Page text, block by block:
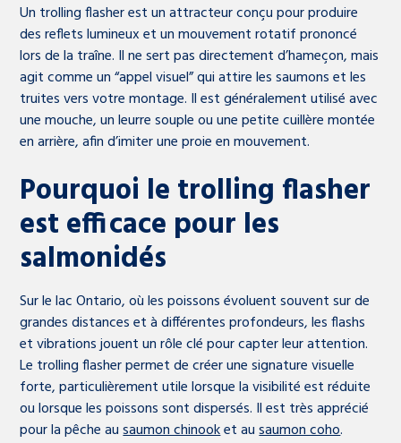
Un trolling flasher est un attracteur conçu pour produire
des reflets lumineux et un mouvement rotatif prononcé
lors de la traîne. Il ne sert pas directement d’hameçon, mais
agit comme un “appel visuel” qui attire les saumons et les
truites vers votre montage. Il est généralement utilisé avec
une mouche, un leurre souple ou une petite cuillère montée
en arrière, afin d’imiter une proie en mouvement.
Pourquoi le trolling flasher
est efficace pour les
salmonidés
Sur le lac Ontario, où les poissons évoluent souvent sur de
grandes distances et à différentes profondeurs, les flashs
et vibrations jouent un rôle clé pour capter leur attention.
Le trolling flasher permet de créer une signature visuelle
forte, particulièrement utile lorsque la visibilité est réduite
ou lorsque les poissons sont dispersés. Il est très apprécié
pour la pêche ausaumon chinooket ausaumon coho.